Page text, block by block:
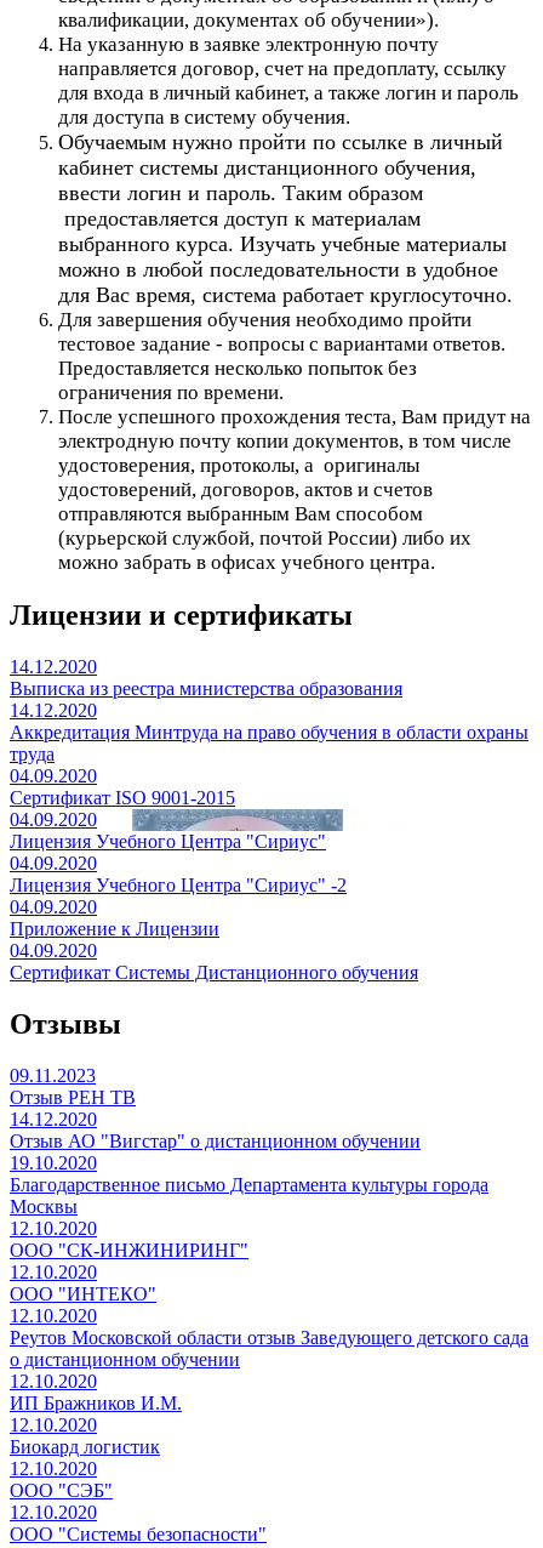
квалификации, документах об обучении»).
На указанную в заявке электронную почту
направляется договор, счет на предоплату, ссылку
для входа в личный кабинет, а также логин и пароль
для доступа в систему обучения.
Обучаемым нужно пройти по ссылке в личный
кабинет системы дистанционного обучения,
ввести логин и пароль. Таким образом
предоставляется доступ к материалам
выбранного курса. Изучать учебные материалы
можно в любой последовательности в удобное
для Вас время, система работает круглосуточно.
Для завершения обучения необходимо пройти
тестовое задание - вопросы с вариантами ответов.
Предоставляется несколько попыток без
ограничения по времени.
После успешного прохождения теста, Вам придут на
электродную почту копии документов, в том числе
удостоверения, протоколы, а оригиналы
удостоверений, договоров, актов и счетов
отправляются выбранным Вам способом
(курьерской службой, почтой России) либо их
можно забрать в офисах учебного центра.
Лицензии и сертификаты
14.12.2020
Выписка из реестра министерства образования
14.12.2020
Аккредитация Минтруда на право обучения в области охраны
труда
04.09.2020
Сертификат ISO 9001-2015
04.09.2020
Лицензия Учебного Центра "Сириус"
04.09.2020
Лицензия Учебного Центра "Сириус" -2
04.09.2020
Приложение к Лицензии
04.09.2020
Сертификат Системы Дистанционного обучения
Отзывы
09.11.2023
Отзыв РЕН ТВ
14.12.2020
Отзыв АО "Вигстар" о дистанционном обучении
19.10.2020
Благодарственное письмо Департамента культуры города
Москвы
12.10.2020
ООО "СК-ИНЖИНИРИНГ"
12.10.2020
ООО "ИНТЕКО"
12.10.2020
Реутов Московской области отзыв Заведующего детского сада
о дистанционном обучении
12.10.2020
ИП Бражников И.М.
12.10.2020
Биокард логистик
12.10.2020
ООО "СЭБ"
12.10.2020
ООО "Системы безопасности"